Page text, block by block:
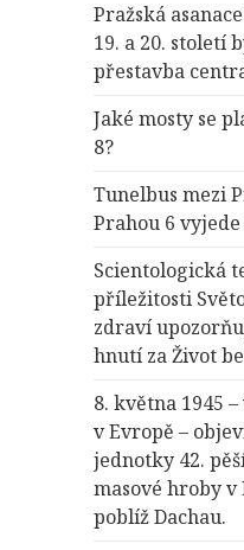
Pražská
19. a 20. století
přestavba
Jaké mosty se
8?
Tunelbus mezi
Prahou 6
Scientologická
příležitosti
zdraví
hnutí za Život
8. května 1945
v Evropě –
jednotky 42.
masové hroby
poblíž Dachau.